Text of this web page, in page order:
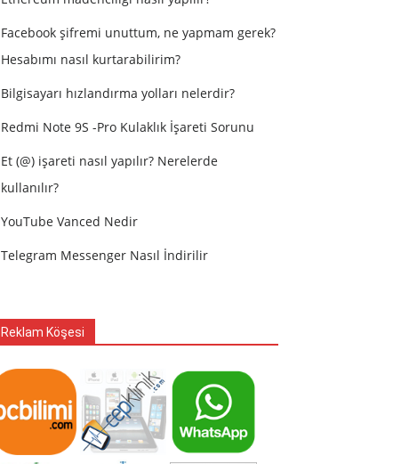
Facebook şifremi unuttum, ne yapmam gerek?
Hesabımı nasıl kurtarabilirim?
Bilgisayarı hızlandırma yolları nelerdir?
Redmi Note 9S -Pro Kulaklık İşareti Sorunu
Et (@) işareti nasıl yapılır? Nerelerde
kullanılır?
YouTube Vanced Nedir
Telegram Messenger Nasıl İndirilir
Reklam Köşesi